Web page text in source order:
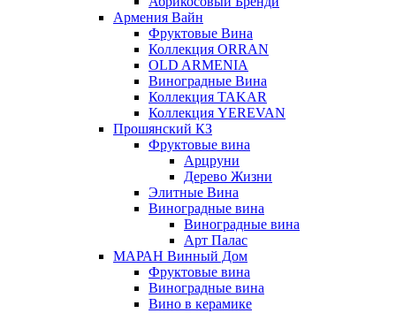
Армения Вайн
Фруктовые Вина
Коллекция ORRAN
OLD ARMENIA
Виноградные Вина
Коллекция TAKAR
Коллекция YEREVAN
Прошянский КЗ
Фруктовые вина
Арцруни
Дерево Жизни
Элитные Вина
Виноградные вина
Виноградные вина
Арт Палас
МАРАН Винный Дом
Фруктовые вина
Виноградные вина
Вино в керамике